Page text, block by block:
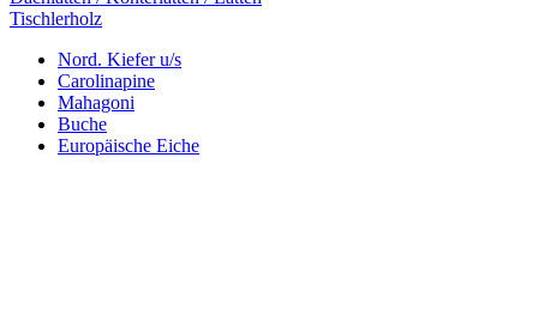
Tischlerholz
Nord. Kiefer u/s
Carolinapine
Mahagoni
Buche
Europäische Eiche